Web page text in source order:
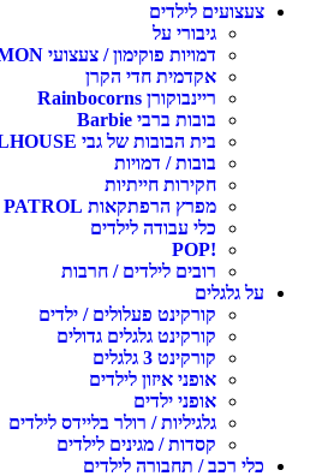
צעצועים לילדים
גיבורי על
דמויות פוקימון / צעצועי POKEMON
אקדמית חדי הקרן
ריינבוקורן Rainbocorns
בובות ברבי Barbie
בית הבובות של גבי GABBY'S DOLLHOUSE
בובות / דמויות
חקירות חייתיות
מפרץ הרפתקאות PAW PATROL
כלי עבודה לילדים
!POP
רובים לילדים / חרבות
על גלגלים
קורקינט פעלולים / ילדים
קורקינט גלגלים גדולים
קורקינט 3 גלגלים
אופני איזון לילדים
אופני ילדים
גלגיליות / רולר בליידס לילדים
קסדות / מגינים לילדים
כלי רכב / תחבורה לילדים